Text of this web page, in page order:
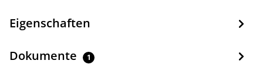
Eigenschaften
Dokumente 1